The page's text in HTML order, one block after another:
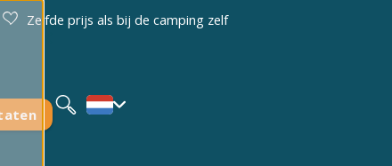
Zelfde prijs als bij de camping zelf
English